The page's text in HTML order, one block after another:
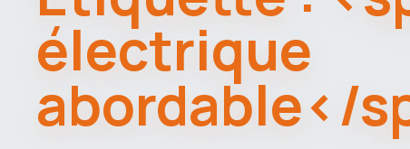
électrique
abordable</